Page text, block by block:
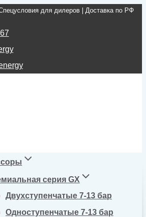
для дилеров | Доставка по РФ
серия GX
Двухступенчатые 7-13 бар
Одноступенчатые 7-13 бар